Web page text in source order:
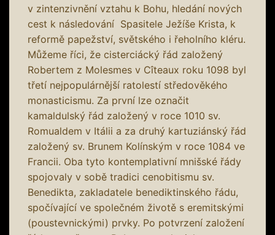
v zintenzivnění vztahu k Bohu, hledání nových
cest k následování Spasitele Ježíše Krista, k
reformě papežství, světského i řeholního kléru.
Můžeme říci, že cisterciácký řád založený
Robertem z Molesmes v Cîteaux roku 1098 byl
třetí nejpopulárnější ratolestí středověkého
monasticismu. Za první lze označit
kamaldulský řád založený v roce 1010 sv.
Romualdem v Itálii a za druhý kartuziánský řád
založený sv. Brunem Kolínským v roce 1084 ve
Francii. Oba tyto kontemplativní mnišské řády
spojovaly v sobě tradici cenobitismu sv.
Benedikta, zakladatele benediktinského řádu,
spočívající ve společném životě s eremitskými
(poustevnickými) prvky. Po potvrzení založení